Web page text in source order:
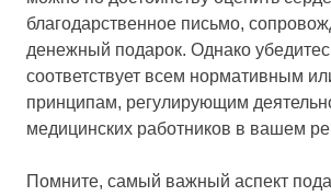
благодарственное письмо,
денежный подарок. Однако
соответствует всем нормативным
принципам, регулирующим
медицинских работников в вашем
Помните, самый важный аспект